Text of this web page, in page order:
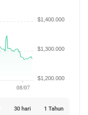
08/07
$1,200.000
$1,300.000
$1,400.000
30 hari 1 Tahun